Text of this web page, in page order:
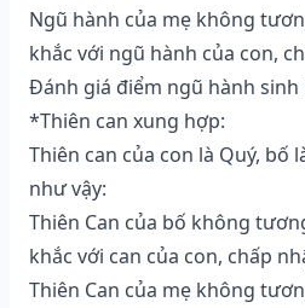
Ngũ hành của mẹ không
khắc với ngũ hành của con,
Đánh giá điểm ngũ hành sinh
*Thiên can xung hợp:
Thiên can của con là Quý, bố
như vậy:
Thiên Can của bố không
khắc với can của con, chấp
Thiên Can của mẹ không